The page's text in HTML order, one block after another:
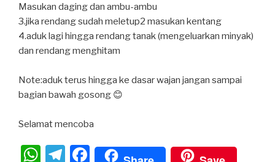
Masukan daging dan ambu-ambu⁣
3.jika rendang sudah meletup2 masukan kentang⁣
4.aduk lagi hingga rendang tanak (mengeluarkan minyak)
dan rendang menghitam⁣
Note:aduk terus hingga ke dasar wajan jangan sampai
bagian bawah gosong 😊⁣
Selamat mencoba⁣
W T
F